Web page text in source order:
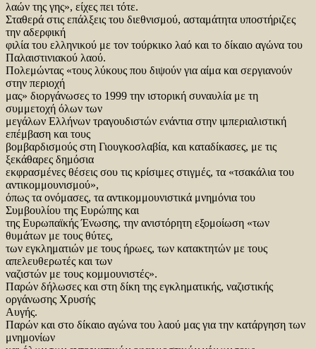
λαών της γης», είχες πει τότε.
Σταθερά στις επάλξεις του διεθνισμού, ασταμάτητα υποστήριζες
την αδερφική
φιλία του ελληνικού με τον τούρκικο λαό και το δίκαιο αγώνα του
Παλαιστινιακού λαού.
Πολεμώντας «τους λύκους που διψούν για αίμα και σεργιανούν
στην περιοχή
μας» διοργάνωσες το 1999 την ιστορική συναυλία με τη
συμμετοχή όλων των
μεγάλων Ελλήνων τραγουδιστών ενάντια στην ιμπεριαλιστική
επέμβαση και τους
βομβαρδισμούς στη Γιουγκοσλαβία, και καταδίκασες, με τις
ξεκάθαρες δημόσια
εκφρασμένες θέσεις σου τις κρίσιμες στιγμές, τα «τσακάλια του
αντικομμουνισμού»,
όπως τα ονόμασες, τα αντικομμουνιστικά μνημόνια του
Συμβουλίου της Ευρώπης και
της Ευρωπαϊκής Ένωσης, την ανιστόρητη εξομοίωση «των
θυμάτων με τους θύτες,
των εγκληματιών με τους ήρωες, των κατακτητών με τους
απελευθερωτές και των
ναζιστών με τους κομμουνιστές».
Παρών δήλωσες και στη δίκη της εγκληματικής, ναζιστικής
οργάνωσης Χρυσής
Αυγής.
Παρών και στο δίκαιο αγώνα του λαού μας για την κατάργηση των
μνημονίων